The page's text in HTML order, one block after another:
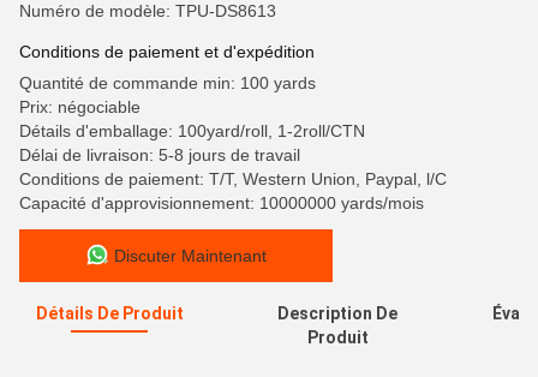
Numéro de modèle: TPU-DS8613
Conditions de paiement et d'expédition
Quantité de commande min: 100 yards
Prix: négociable
Détails d'emballage: 100yard/roll, 1-2roll/CTN
Délai de livraison: 5-8 jours de travail
Conditions de paiement: T/T, Western Union, Paypal, l/C
Capacité d'approvisionnement: 10000000 yards/mois
Discuter Maintenant
Détails De Produit
Description De
Produit